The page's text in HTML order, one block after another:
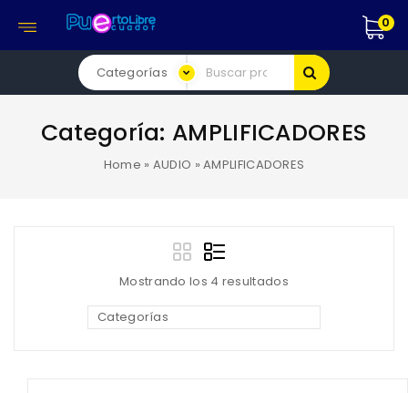
0
Categoría: AMPLIFICADORES
Home » AUDIO »AMPLIFICADORES
Mostrando los 4 resultados